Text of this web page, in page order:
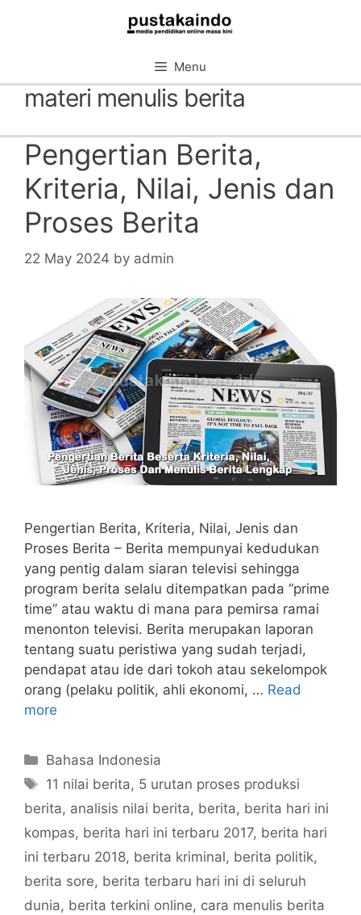
Menu
materi menulis berita
Pengertian Berita,
Kriteria, Nilai, Jenis dan
Proses Berita
22 May 2024 by admin
Pengertian Berita, Kriteria, Nilai, Jenis dan
Proses Berita – Berita mempunyai kedudukan
yang pentig dalam siaran televisi sehingga
program berita selalu ditempatkan pada “prime
time” atau waktu di mana para pemirsa ramai
menonton televisi. Berita merupakan laporan
tentang suatu peristiwa yang sudah terjadi,
pendapat atau ide dari tokoh atau sekelompok
orang (pelaku politik, ahli ekonomi, … Read
more
Categories
Bahasa Indonesia
Tags
11 nilai berita, 5 urutan proses produksi
berita, analisis nilai berita, berita, berita hari ini
kompas, berita hari ini terbaru 2017, berita hari
ini terbaru 2018, berita kriminal, berita politik,
berita sore, berita terbaru hari ini di seluruh
dunia, berita terkini online, cara menulis berita